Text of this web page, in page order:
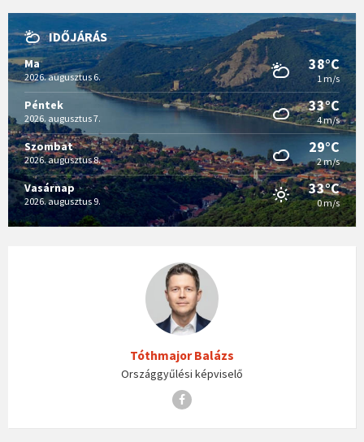
IDŐJÁRÁS
Ma
2026. augusztus 6.
38°C
1 m/s
Péntek
2026. augusztus 7.
33°C
4 m/s
Szombat
2026. augusztus 8.
29°C
2 m/s
Vasárnap
2026. augusztus 9.
33°C
0 m/s
Tóthmajor Balázs
Országgyűlési képviselő
Facebook